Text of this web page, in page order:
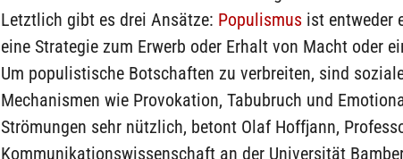
Letztlich gibt es drei Ansätze: Populismus ist entweder
eine Strategie zum Erwerb oder Erhalt von Macht oder
Um populistische Botschaften zu verbreiten, sind
Mechanismen wie Provokation, Tabubruch und
Strömungen sehr nützlich, betont Olaf Hoffjann,
Kommunikationswissenschaft an der Universität